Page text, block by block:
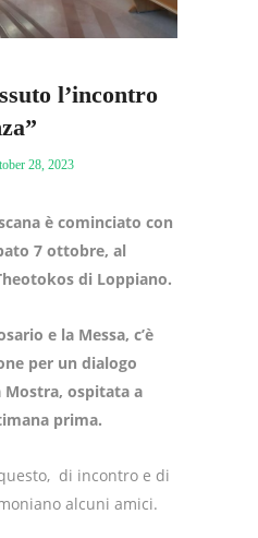
l’incontro
28, 2023
è cominciato con
7 ottobre, al
di Loppiano.
e la Messa, c’è
per un dialogo
Mostra, ospitata a
prima.
di incontro e di
alcuni amici.